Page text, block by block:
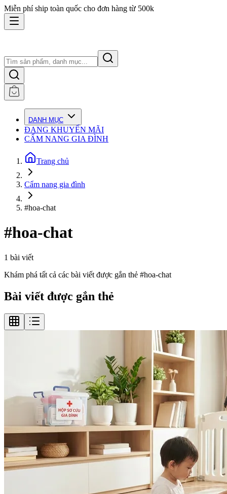
Miễn phí ship toàn quốc cho đơn hàng từ 500k
DANH MỤC
ĐANG KHUYẾN MÃI
CẨM NANG GIA ĐÌNH
Trang chủ
Cẩm nang gia đình
#hoa-chat
#hoa-chat
1 bài viết
Khám phá tất cả các bài viết được gắn thẻ #hoa-chat
Bài viết được gắn thẻ